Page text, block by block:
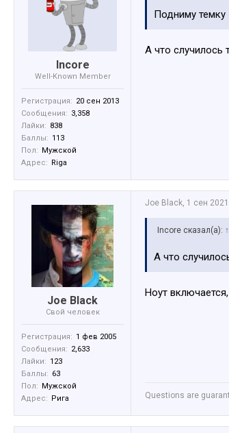
Incore
Well-Known Member
Регистрация: 20 сен 2013
Сообщения: 3,358
Лайки: 838
Баллы: 113
Пол: Мужской
Адрес: Riga
Подниму темку
А что случилось
Joe Black
Свой человек
Регистрация: 1 фев 2005
Сообщения: 2,633
Лайки: 123
Баллы: 63
Пол: Мужской
Адрес: Рига
Joe Black, 1 сен 2021
Incore сказал(а): ↑
А что
Ноут
Questions are